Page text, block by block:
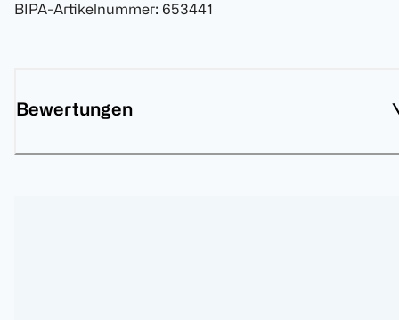
BIPA-Artikelnummer: 653441
Bewertungen